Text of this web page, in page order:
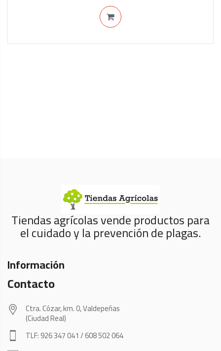
Tiendas agrícolas vende productos para
el cuidado y la prevención de plagas.
Información
Contacto
Ctra. Cózar, km. 0, Valdepeñas
(Ciudad Real)
TLF: 926 347 041 / 608 502 064